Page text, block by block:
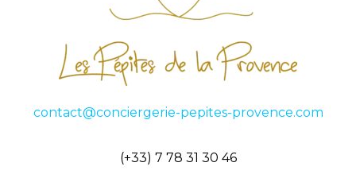
contact@conciergerie-pepites-provence.com
(+33) 7 78 31 30 46